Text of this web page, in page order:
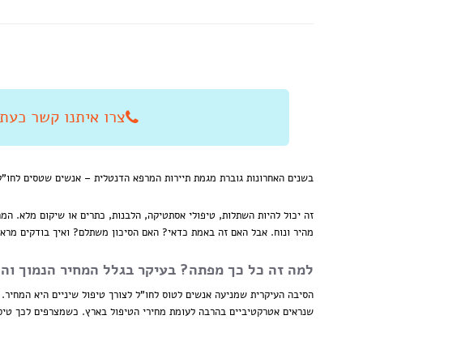
צרו איתנו קשר כעת בטלפון 077-7296029
בשנים האחרונות גוברת מגמת תיירות המרפא הדנטלית – אנשים שטסים
זה יכול להיות השתלות, טיפולי אסתטיקה, הלבנות, כתרים או שיקום מלא.
מהיר ונוח. אבל האם זה באמת כדאי? האם הסיכון משתלם? ואיך בודקים
למה זה כל כך מפתה? בעיקר בגלל המחיר הנמוך
הסיבה העיקרית שמניעה אנשים לטוס לחו"ל לצורך טיפול שיניים היא
שנראים אטרקטיביים בהרבה לעומת מחירי הטיפול בארץ. כשמצרפים לכך